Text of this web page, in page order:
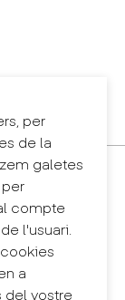
per
de la
galetes
compte
l'usuari.
a
del vostre